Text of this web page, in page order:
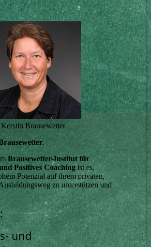
Kerstin Brausewetter
.
Brausewetter-Institut für
Positives Coachingist es,
Potenzial auf ihrem privaten,
zu unterstützen und
:
und